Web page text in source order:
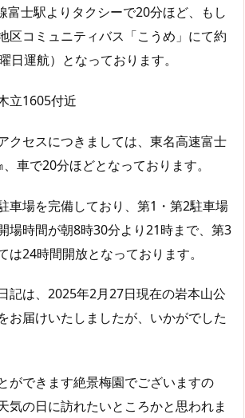
富士駅よりタクシーで20分ほど、もし
区コミュニティバス「こうめ」にて約
日運航）となっております。
立1605付近
クセスにつきましては、東名高速富士
車で20分ほどとなっております。
車場を完備しており、第1・第2駐車場
場時間が朝8時30分より21時まで、第3
は24時間開放となっております。
記は、2025年2月27日現在の岩本山公
お届けいたしましたが、いかがでした
ができます絶景梅園でございますの
気の日に訪れたいところかと思われま